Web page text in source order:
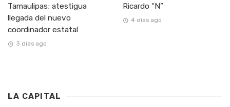
Tamaulipas; atestigua
llegada del nuevo
coordinador estatal
3 días ago
Ricardo “N”
4 días ago
LA CAPITAL